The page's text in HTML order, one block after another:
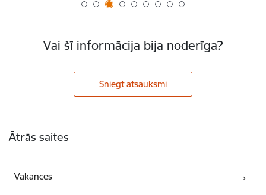
Vai šī informācija bija noderīga?
Sniegt atsauksmi
Ātrās saites
Vakances